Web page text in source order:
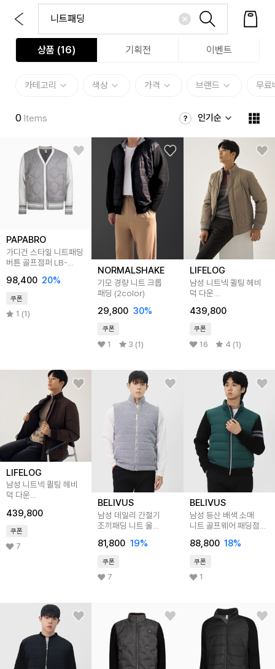
상품 (16) 기획전 이벤트
카테고리 색상 가격 브랜드 무료
0 Items 인기순
PAPABRO
가디건 스타일 니트패딩
버튼 골프점퍼 LB-
98,400 20%
쿠폰
1 (1)
NORMALSHAKE
기모 경량 니트 크롭
패딩 (2color)
29,800 30%
쿠폰
1 3 (1)
LIFELOG
남성 니트넥 퀼팅 헤비
덕 다운
439,800
쿠폰
16 4 (1)
LIFELOG
남성 니트넥 퀼팅 헤비
덕 다운
439,800
쿠폰
7
BELIVUS
남성 데일리 간절기
조끼패딩 니트 울
아우터 BOBT041
81,800 19%
쿠폰
7
BELIVUS
남성 등산 배색 소매
니트 골프웨어 패딩점퍼
88,800 18%
쿠폰
1